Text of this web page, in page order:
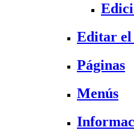
Editar el
Páginas
Menús